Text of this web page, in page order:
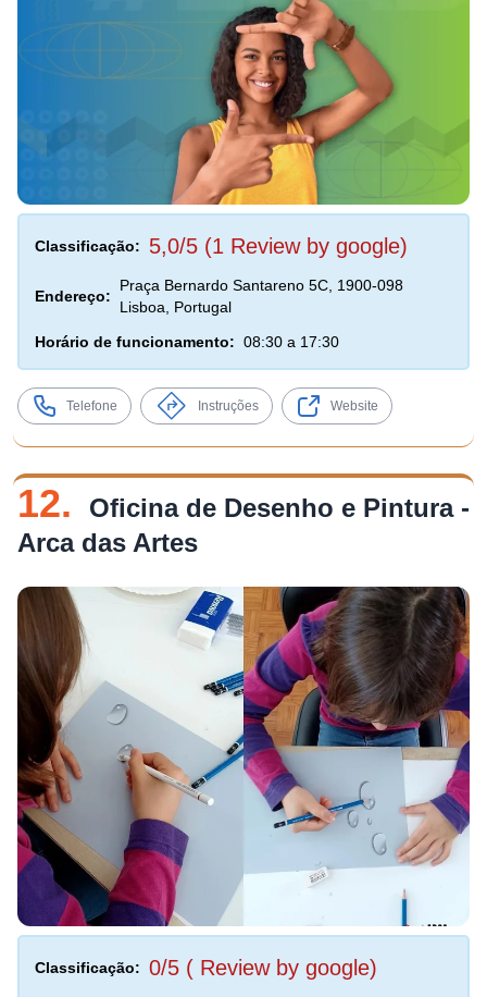
Classificação: 5,0/5 (1 Review by google)
Endereço:
Praça Bernardo Santareno 5C, 1900-098
Lisboa, Portugal
Horário de funcionamento: 08:30 a 17:30
Telefone Instruções Website
12.
Oficina de Desenho e Pintura -
Arca das Artes
Classificação: 0/5 ( Review by google)